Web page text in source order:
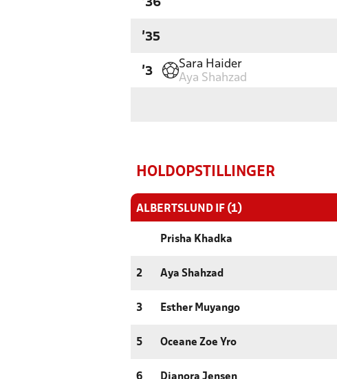
'36
'35
'3
Sara Haider
Aya Shahzad
HOLDOPSTILLINGER
ALBERTSLUND IF (1)
Prisha Khadka
2 Aya Shahzad
3 Esther Muyango
5 Oceane Zoe Yro